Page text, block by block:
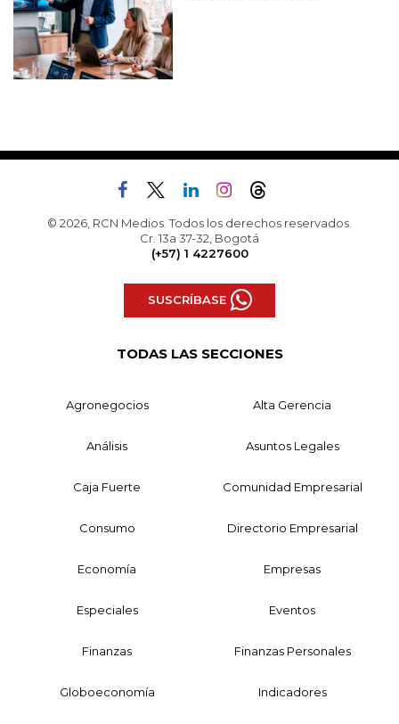
© 2026, RCN Medios. Todos los derechos reservados.
Cr. 13a 37-32, Bogotá
(+57) 1 4227600
SUSCRÍBASE
TODAS LAS SECCIONES
Agronegocios Alta Gerencia
Análisis Asuntos Legales
Caja Fuerte Comunidad Empresarial
Consumo Directorio Empresarial
Economía Empresas
Especiales Eventos
Finanzas Finanzas Personales
Globoeconomía Indicadores